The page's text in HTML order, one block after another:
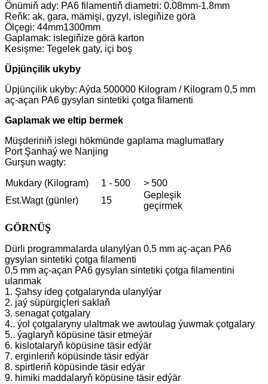
Önümiň ady: PA6 filamentiň diametri: 0.08mm-1.8mm
Reňk: ak, gara, mämişi, gyzyl, islegiňize görä
Ölçegi: 44mm1300mm
Gaplamak: islegiňize görä karton
Kesişme: Tegelek gaty, içi boş
Üpjünçilik ukyby
Üpjünçilik ukyby: Aýda 500000 Kilogram / Kilogram 0,5 mm
aç-açan PA6 gysylan sintetiki çotga filamenti
Gaplamak we eltip bermek
Müşderiniň islegi hökmünde gaplama maglumatlary
Port Şanhaý we Nanjing
Gurşun wagty:
Mukdary (Kilogram) 1 - 500
> 500
Est.Wagt (günler)
15
Gepleşik
geçirmek
GÖRNÜŞ
Dürli programmalarda ulanylýan 0,5 mm aç-açan PA6
gysylan sintetiki çotga filamenti
0,5 mm aç-açan PA6 gysylan sintetiki çotga filamentini
ulanmak
1. Şahsy ideg çotgalarynda ulanylýar
2. jaý süpürgiçleri saklaň
3. senagat çotgalary
4.. ýol çotgalaryny ulaltmak we awtoulag ýuwmak çotgalary
5.. ýaglaryň köpüsine täsir etmeýär
6. kislotalaryň köpüsine täsir edýär
7. erginleriň köpüsinde täsir edýär
8. spirtleriň köpüsinde täsir edýär
9. himiki maddalaryň köpüsine täsir edýär